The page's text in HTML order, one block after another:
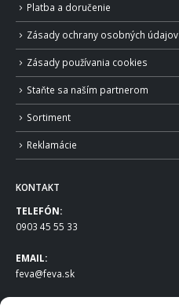
Platba a doručenie
Zásady ochrany osobných údajov
Zásady používania cookies
Staňte sa naším partnerom
Sortiment
Reklamácie
KONTAKT
TELEFÓN:
0903 45 55 33
EMAIL:
feva@feva.sk